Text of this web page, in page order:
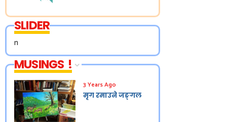
SLIDER
n
MUSINGS !
3 Years Ago
मृग रमाउने जङ्गल